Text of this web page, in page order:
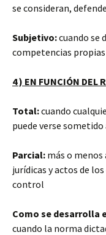
se consideran,
Subjetivo:cuando se
competencias
4 ) EN FUNCIÓN DEL
Total:cuando
puede verse
Parcial: más o
jurídicas y actos de
control
Como se desarrolla
cuando la norma